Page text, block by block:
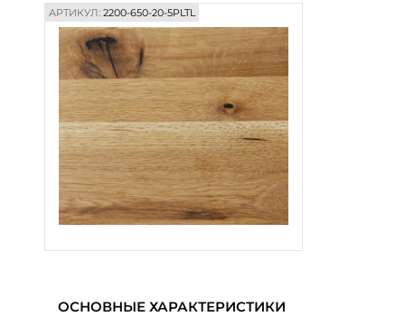
АРТИКУЛ:2200-650-20-5PLTL
ОСНОВНЫЕ ХАРАКТЕРИСТИКИ